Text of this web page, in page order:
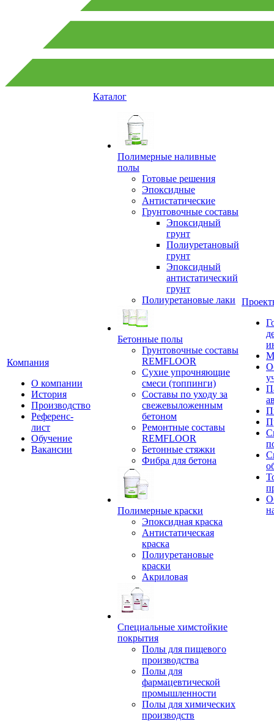
Компания
О компании
История
Производство
Референс-
лист
Обучение
Вакансии
Каталог
Полимерные наливные
полы
Готовые решения
Эпоксидные
Антистатические
Грунтовочные составы
Эпоксидный
грунт
Полиуретановый
грунт
Эпоксидный
антистатический
грунт
Полиуретановые лаки
Бетонные полы
Грунтовочные составы
REMFLOOR
Сухие упрочняющие
смеси (топпинги)
Составы по уходу за
свежевыложенным
бетоном
Ремонтные составы
REMFLOOR
Бетонные стяжки
Фибра для бетона
Полимерные краски
Эпоксидная краска
Антистатическая
краска
Полиуретановые
краски
Акриловая
Специальные химстойкие
покрытия
Полы для пищевого
производства
Полы для
фармацевтической
промышленности
Полы для химических
производств